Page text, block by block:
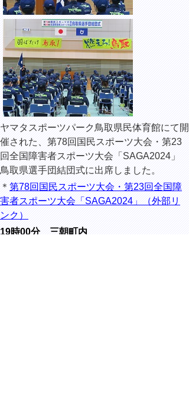
ヤマタスポーツパーク鳥取県民体育館にて開
催された、第78回国民スポーツ大会・第23
回全国障害者スポーツ大会「SAGA2024」
鳥取県選手団結団式に出席しました。
＊ 第78回国民スポーツ大会・第23回全国障
害者スポーツ大会「SAGA2024」（外部リ
ンク）
19時00分 三朝町内